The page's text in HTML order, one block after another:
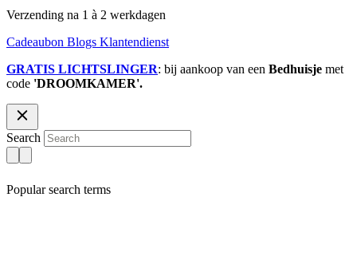
Verzending na 1 à 2 werkdagen
Cadeaubon Blogs Klantendienst
GRATIS LICHTSLINGER: bij aankoop van een Bedhuisje met
code 'DROOMKAMER'.
Search
Popular search terms